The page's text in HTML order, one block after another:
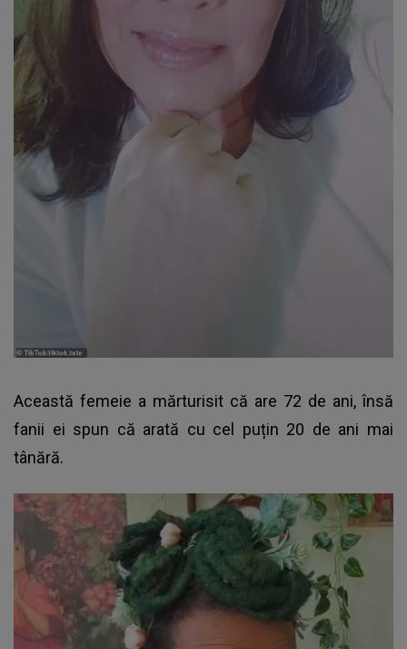
Această femeie a mărturisit că are 72 de ani, însă
fanii ei spun că arată cu cel puțin 20 de ani mai
tânără.